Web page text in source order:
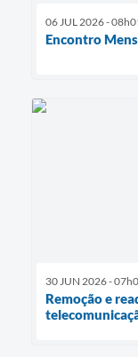
06 JUL 2026 -
Encontro
30 JUN 2026 -
Remoção e